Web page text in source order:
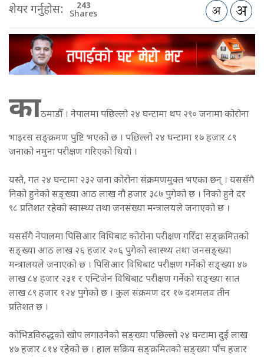
शेयर गर्नुहोस: 243
Shares
काठमाडौँ । नेपालमा पछिल्लो २४ घन्टामा थप २९० जनामा कोरोना
भाइरस सङ्क्रमण पुष्टि भएको छ । पछिल्लो २४ घन्टामा १७ हजार ८९
जनाको नमुना परीक्षण गरिएको थियो ।
यस्तै, गत २४ घन्टामा २३२ जना कोरोना संक्रमणमुक्त भएका छन् । यससँगै
निको हुनेको सङ्ख्या आठ लाख नौ हजार ३८७ पुगेको छ । निको हुने दर
९८ प्रतिशत रहेको स्वास्थ्य तथा जनसंख्या मन्त्रालयले जनाएको छ ।
यससँगै नेपालमा पिसिआर विधिबाट कोरोना परीक्षण गरिँदा सङ्क्रमितको
सङ्ख्या आठ लाख २६ हजार २०६ पुगेको स्वास्थ्य तथा जनसङ्ख्या
मन्त्रालयले जनाएको छ । पिसिआर विधिबाट परीक्षण गर्नेको सङ्ख्या ४७
लाख ८४ हजार २३१ र एन्टिजेन विधिबाट परीक्षण गर्नेको सङ्ख्या सात
लाख ८९ हजार १२४ पुगेको छ । कुल संक्रमण दर १७ दशमलव तीन
प्रतिशत छ ।
कोभिडविरुद्धको खोप लगाउनेको सङ्ख्या पछिल्लो २४ घन्टामा दुई लाख
४७ हजार ८१४ रहेको छ । हाल सक्रिय सङ्क्रमितको सङ्ख्या पाँच हजार